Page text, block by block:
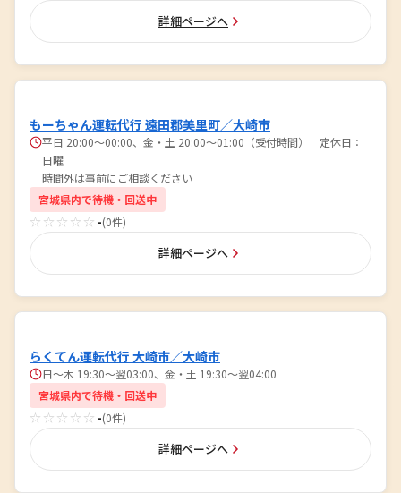
詳細ページへ
もーちゃん運転代行 遠田郡美里町／大崎市
平日 20:00〜00:00、金・土 20:00〜01:00（受付時間） 定休日：
日曜
時間外は事前にご相談ください
宮城県内で待機・回送中
☆☆☆☆☆ -(0件)
詳細ページへ
らくてん運転代行 大崎市／大崎市
日～木 19:30～翌03:00、金・土 19:30～翌04:00
宮城県内で待機・回送中
☆☆☆☆☆ -(0件)
詳細ページへ